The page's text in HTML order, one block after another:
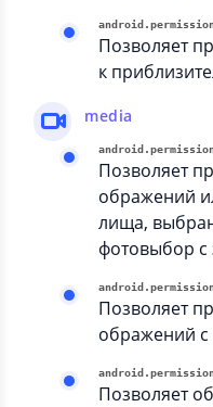
Позволяет
к
media
Позволяет
ображений
лища,
фотовыбор
Позволяет
ображений
Позволяет